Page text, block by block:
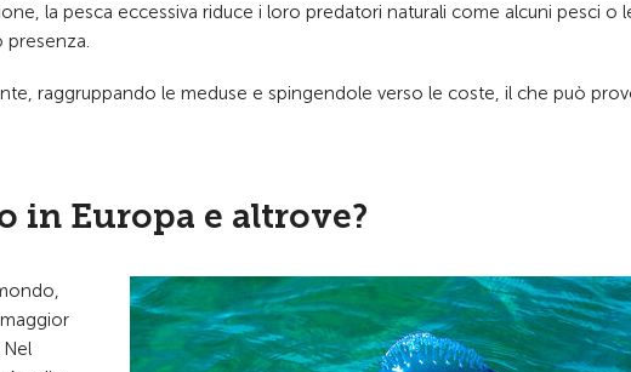
la pesca eccessiva riduce i loro predatori naturali come alcuni pesci o
presenza.
raggruppando le meduse e spingendole verso le coste, il che può
in Europa e altrove?